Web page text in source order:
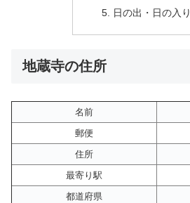
日の出・日の入り
地蔵寺の住所
名前
郵便
住所
最寄り駅
都道府県